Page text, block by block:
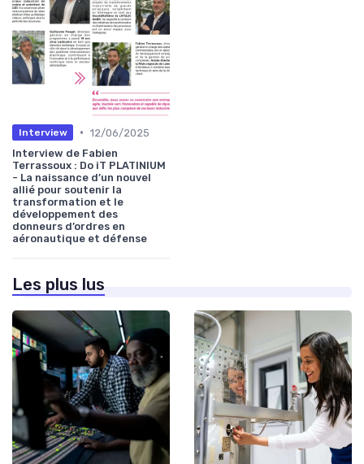
Interview • 12/06/2025
Interview de Fabien
Terrassoux : Do iT PLATINIUM
- La naissance d’un nouvel
allié pour soutenir la
transformation et le
développement des
donneurs d’ordres en
aéronautique et défense
Les plus lus